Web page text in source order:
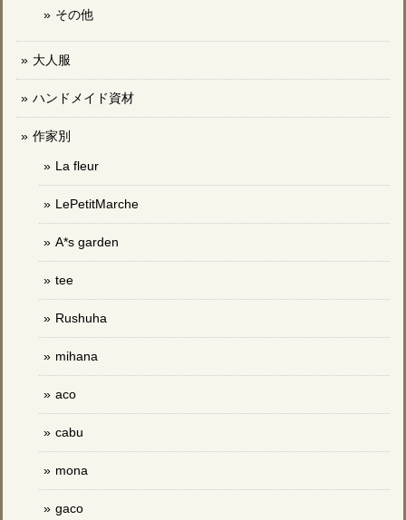
その他
大人服
ハンドメイド資材
作家別
La fleur
LePetitMarche
A*s garden
tee
Rushuha
mihana
aco
cabu
mona
gaco